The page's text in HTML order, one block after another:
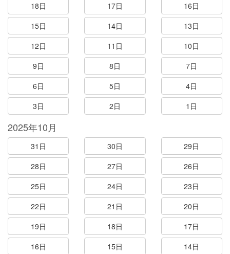
18日
17日
16日
15日
14日
13日
12日
11日
10日
9日
8日
7日
6日
5日
4日
3日
2日 1日
2025年10月
31日 30日
29日
28日
27日
26日
25日
24日
23日
22日
21日
20日
19日
18日
17日
16日
15日
14日